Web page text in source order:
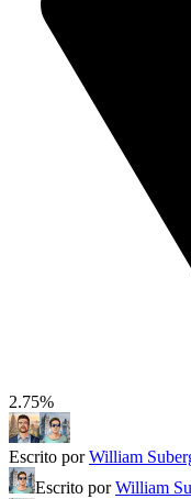
2.75%
Escrito porWilliam
Escrito porWilliam